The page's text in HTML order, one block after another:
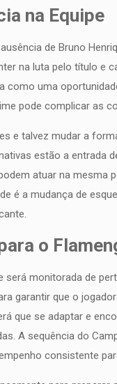
na Equipe
de Bruno
na luta pelo título e
como uma
pode complicar as
e talvez mudar a
estão a entrada
atuar na mesma
é a mudança de
o
será monitorada de
garantir que o
que se adaptar e
A sequência do
consistente